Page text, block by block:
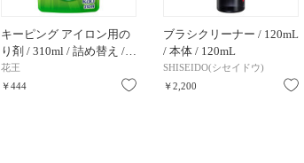
キーピング アイロン用の
り剤 / 310ml / 詰め替え /…
花王
￥444
お気に入り
ブラシクリーナー / 120mL
/ 本体 / 120mL
SHISEIDO(シセイドウ)
￥2,200